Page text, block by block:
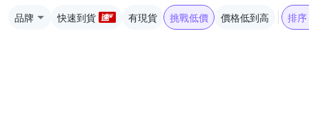
品牌 快速到貨 有現貨 挑戰低價 價格低到高 排序